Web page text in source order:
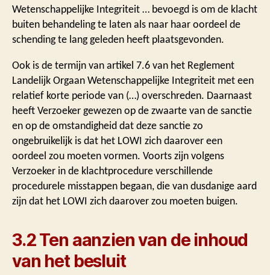
Wetenschappelijke Integriteit … bevoegd is om de klacht
buiten behandeling te laten als naar haar oordeel de
schending te lang geleden heeft plaatsgevonden.
Ook is de termijn van artikel 7.6 van het Reglement
Landelijk Orgaan Wetenschappelijke Integriteit met een
relatief korte periode van (…) overschreden. Daarnaast
heeft Verzoeker gewezen op de zwaarte van de sanctie
en op de omstandigheid dat deze sanctie zo
ongebruikelijk is dat het LOWI zich daarover een
oordeel zou moeten vormen. Voorts zijn volgens
Verzoeker in de klachtprocedure verschillende
procedurele misstappen begaan, die van dusdanige aard
zijn dat het LOWI zich daarover zou moeten buigen.
3.2 Ten aanzien van de inhoud
van het besluit